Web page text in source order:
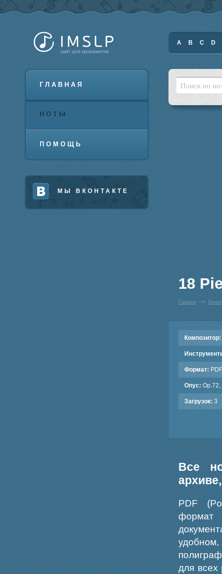
ГЛАВНАЯ
НОТЫ
ПОМОЩЬ
МЫ ВКОНТАКТЕ
A B C D
18
Главная
Композитор:
Формат: PDF
Опус: Op.72,
Загрузок: 3
Все
PDF
формат
для всех